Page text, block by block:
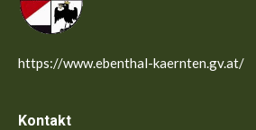
https://www.ebenthal-kaernten.gv.at/
Kontakt